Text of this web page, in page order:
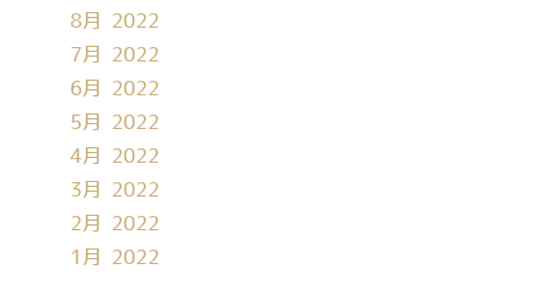
8月 2022
7月 2022
6月 2022
5月 2022
4月 2022
3月 2022
2月 2022
1月 2022